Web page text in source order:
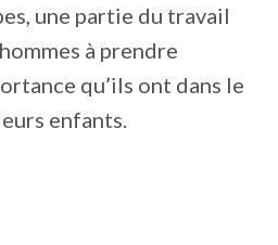
une partie du travail
à prendre
qu’ils ont dans le
enfants.